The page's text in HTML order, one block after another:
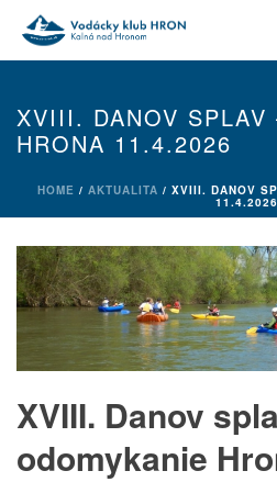
XVIII. DANOV SPLAV
HRONA 11.4.2026
HOME / AKTUALITA / XVIII. DANOV
11.4.2026
XVIII. Danov
odomykanie